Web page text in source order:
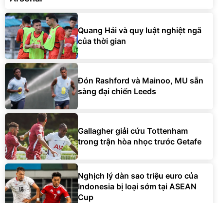
Quang Hải và quy luật nghiệt ngã
của thời gian
Đón Rashford và Mainoo, MU sẵn
sàng đại chiến Leeds
Gallagher giải cứu Tottenham
trong trận hòa nhọc trước Getafe
Nghịch lý dàn sao triệu euro của
Indonesia bị loại sớm tại ASEAN
Cup